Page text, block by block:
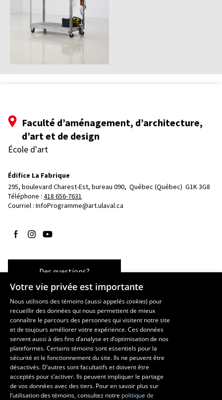
Faculté d’aménagement, d’architecture,
d’art et de design
École d'art
Édifice La Fabrique
295, boulevard Charest-Est, bureau 090, Québec (Québec)  G1K 3G8
Téléphone : 418 656-7631
Courriel : InfoProgramme@art.ulaval.ca
Suivez-nous sur Facebook
Suivez-nous sur Instagram
Suivez-nous sur YouTube
Des questions?
Les écoles et la recherche
École supérieure d’aménagement du territoire et de développement
régional
École d’architecture
École de design
Centre de recherche en aménagement et développement
Votre vie privée est importante
Nous utilisons des témoins (aussi appeléscookies) pour
recueillir des données qui nous permettent de mieux
connaître le parcours des personnes qui visitent notre site
et de toujours améliorer votre expérience. Ces données
servent aussi à des fins d’analyse et d’optimisation de nos
plateformes. Certains témoins sont essentiels pour la
sécurité et le fonctionnement du site. Ils ne peuvent être
désactivés. D’autres sont facultatifs et doivent être
acceptés pour s’activer. Ils peuvent impliquer le partage
de vos données avec des tiers. Pour en savoir plus sur
l’utilisation des témoins, consultez notre politique de